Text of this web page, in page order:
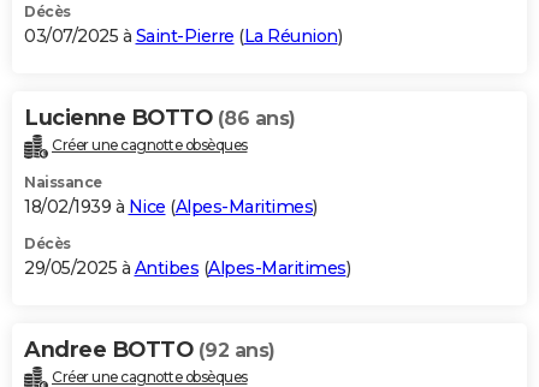
S'inscrire
Se connecter
Lycées
Collèges
Primaires
Universités
Entreprises
Service militaire
Avis de recherche
AVIS DE DÉCÈS
Bricolage
Lifestyle
Culture
Sport
Auto
Television
Voyage
Cinema
Décès
03/07/2025 à Saint-Pierre (La Réunion)
Lucienne BOTTO (86 ans)
Créer une cagnotte obsèques
Naissance
18/02/1939 à Nice (Alpes-Maritimes)
Décès
29/05/2025 à Antibes (Alpes-Maritimes)
Andree BOTTO (92 ans)
Créer une cagnotte obsèques